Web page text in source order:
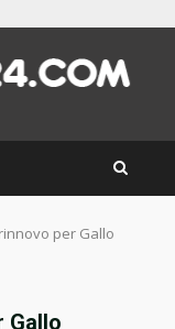
per Gallo
Gallo